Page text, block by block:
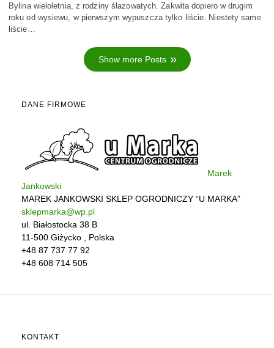
Bylina wieloletnia, z rodziny ślazowatych. Zakwita dopiero w drugim
roku od wysiewu, w pierwszym wypuszcza tylko liście. Niestety same
liście…
Show more Posts
DANE FIRMOWE
Marek
Jankowski
MAREK JANKOWSKI SKLEP OGRODNICZY “U MARKA”
sklepmarka@wp.pl
ul. Białostocka 38 B
11-500 Giżycko
Polska
+48 87 737 77 92
+48 608 714 505
KONTAKT